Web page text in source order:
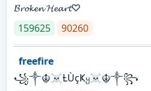
𝓑𝓻𝓸𝓴𝓮𝓷 𝓗𝓮𝓪𝓻𝓽♡
159625
90260
freefire
꧁༒☬☠Ƚ︎ÙçҜყ☠︎☬༒꧂